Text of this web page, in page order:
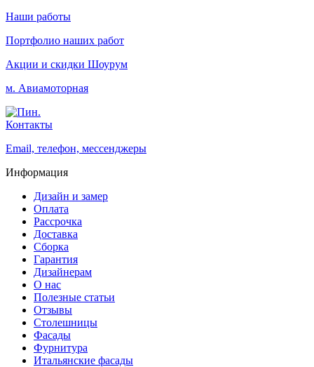
Наши работы
Портфолио наших работ
Акции и скидки Шоурум
м. Авиамоторная
Контакты
Email, телефон, мессенджеры
Информация
Дизайн и замер
Оплата
Рассрочка
Доставка
Сборка
Гарантия
Дизайнерам
О нас
Полезные статьи
Отзывы
Столешницы
Фасады
Фурнитура
Итальянские фасады